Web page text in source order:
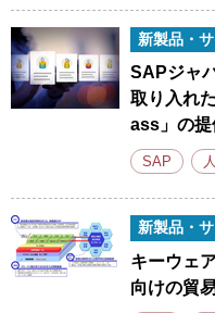
新製品・
SAPジャ
取り入れ
ass」の
SAP
新製品・
キーウェ
向けの貿